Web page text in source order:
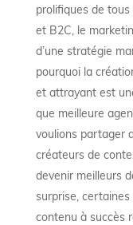
prolifiques de
et B2C, le
d’une stratégie
pourquoi la
et attrayant est
que meilleure
voulions partager
créateurs de
devenir meilleurs
surprise,
contenu à succès